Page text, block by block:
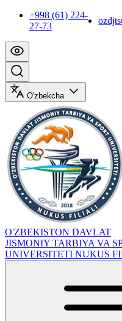
+998 (61) 224-
27-73
O'zbekcha
O'ZBEKISTON DAVLAT
JISMONIY TARBIYA VA
UNIVERSITETI NUKUS